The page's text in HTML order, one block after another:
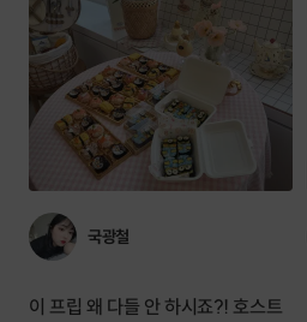
국광철
이 프립 왜 다들 안 하시죠?! 호스트